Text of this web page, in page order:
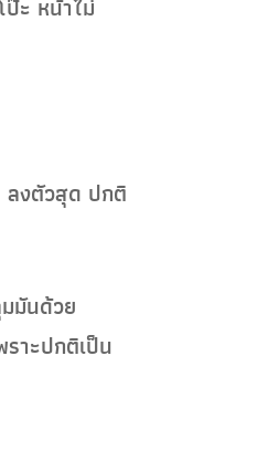
ะ หน้าไม่
ลงตัวสุด ปกติ
มันด้วย
าะปกติเป็น